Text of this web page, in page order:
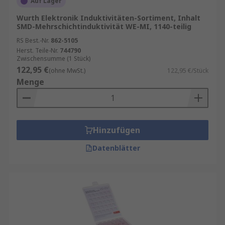
Verwendungen von Induktorenkits
Induktorenkits und die darin enthaltenen
Bauteile werden für viele Zwecke verwendet:
Filter– zum Einrichten von Filtern in analogen
Schaltungen und Signalverarbeitungsgeräten
Sensoren– zur Erkennung magnetischer Felder
und Materialien
Transformatoren– Induktorkombinationen
elektrische Energie wird in Induktoren
Wurth Elektronik Induktivitäten-Sortiment, Inhalt
SMD-Mehrschichtinduktivität WE-MI, 1140-teilig
RS Best.-Nr. 862-5105
Herst. Teile-Nr. 744790
Zwischensumme (1 Stück)
122,95 €(ohne MwSt.) 122,95 €/Stück
Menge
Hinzufügen
Datenblätter